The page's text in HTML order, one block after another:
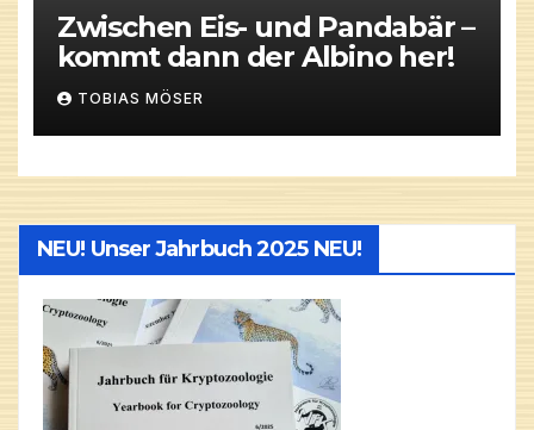
Zwischen Eis- und Pandabär –
kommt dann der Albino her!
TOBIAS MÖSER
NEU! Unser Jahrbuch 2025 NEU!